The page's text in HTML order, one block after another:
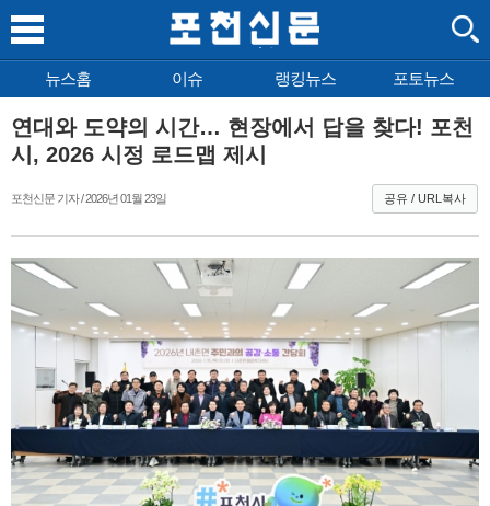
뉴스홈 이슈 랭킹뉴스 포토뉴스
연대와 도약의 시간… 현장에서 답을 찾다! 포천
시, 2026 시정 로드맵 제시
포천신문 기자 / 2026년 01월 23일 공유 / URL복사